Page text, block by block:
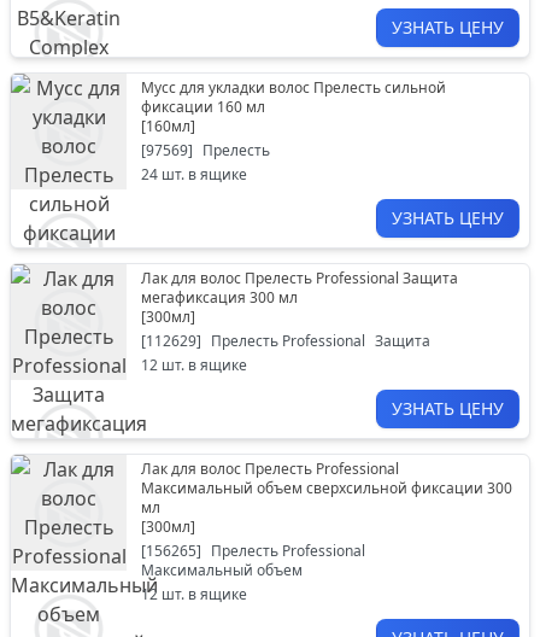
УЗНАТЬ ЦЕНУ
Мусс для укладки волос Прелесть сильной
фиксации 160 мл
[160мл]
[97569] Прелесть
24 шт. в ящике
УЗНАТЬ ЦЕНУ
Лак для волос Прелесть Professional Защита
мегафиксация 300 мл
[300мл]
[112629] Прелесть Professional Защита
12 шт. в ящике
УЗНАТЬ ЦЕНУ
Лак для волос Прелесть Professional
Максимальный объем сверхсильной фиксации 300
мл
[300мл]
[156265] Прелесть Professional
Максимальный объем
12 шт. в ящике